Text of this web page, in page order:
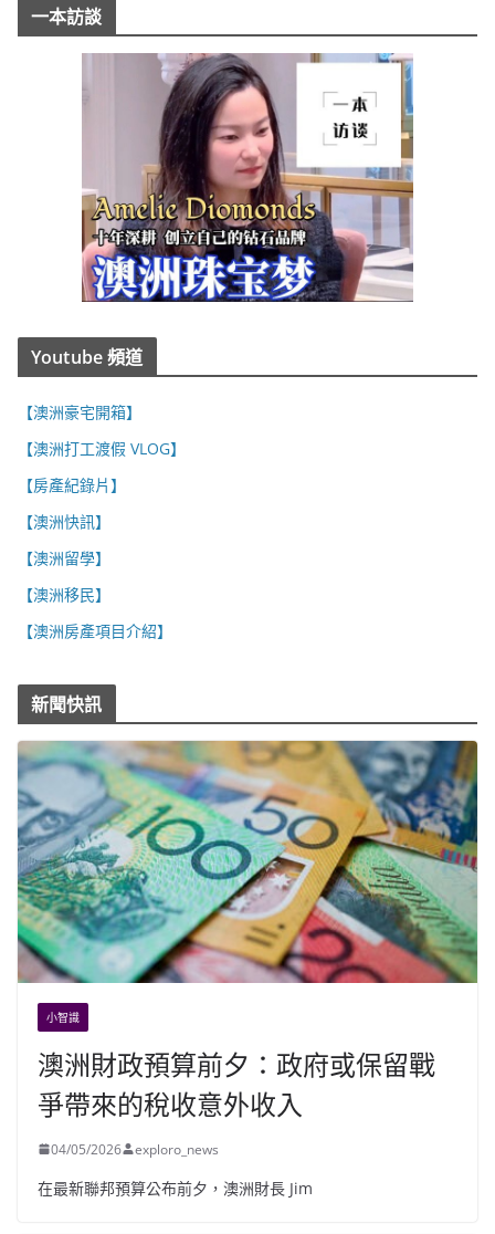
一本訪談
Youtube 頻道
【澳洲豪宅開箱】
【澳洲打工渡假 VLOG】
【房產紀錄片】
【澳洲快訊】
【澳洲留學】
【澳洲移民】
【澳洲房產項目介紹】
新聞快訊
小智識
澳洲財政預算前夕：政府或保留戰
爭帶來的稅收意外收入
04/05/2026 exploro_news
在最新聯邦預算公布前夕，澳洲財長 Jim